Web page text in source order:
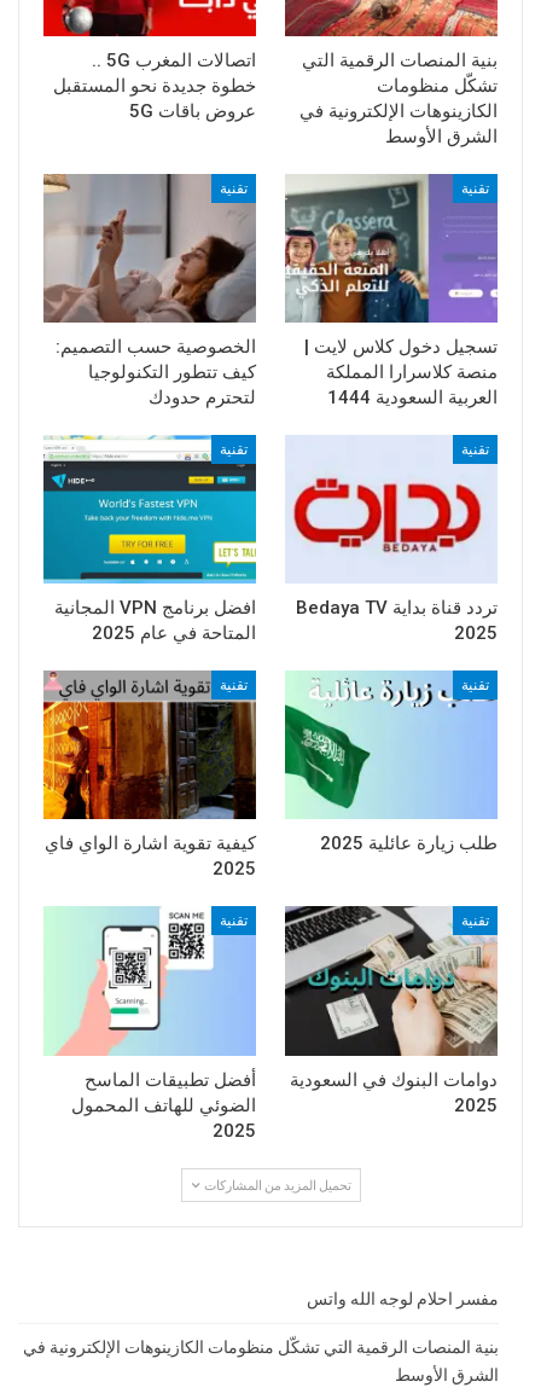
بنية المنصات الرقمية التي
تشكّل منظومات
الكازينوهات الإلكترونية في
الشرق الأوسط
اتصالات المغرب 5G ..
خطوة جديدة نحو المستقبل
عروض باقات 5G
تقنية
تسجيل دخول كلاس لايت |
منصة كلاسرارا المملكة
العربية السعودية 1444
تقنية
الخصوصية حسب التصميم:
كيف تتطور التكنولوجيا
لتحترم حدودك
تقنية
تردد قناة بداية Bedaya TV
2025
تقنية
افضل برنامج VPN المجانية
المتاحة في عام 2025
تقنية
طلب زيارة عائلية 2025
تقنية
كيفية تقوية اشارة الواي فاي
2025
تقنية
دوامات البنوك في السعودية
2025
تقنية
أفضل تطبيقات الماسح
الضوئي للهاتف المحمول
2025
تحميل المزيد من المشاركات
مفسر احلام لوجه الله واتس
بنية المنصات الرقمية التي تشكّل منظومات الكازينوهات الإلكترونية في
الشرق الأوسط